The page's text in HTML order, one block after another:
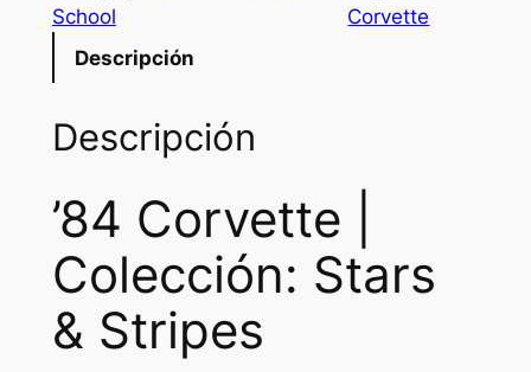
i
e
a
s
:
₡
i
:
₡
1
2
School
Corvette
Descripción
Descripción
’84 Corvette |
Colección: Stars
& Stripes